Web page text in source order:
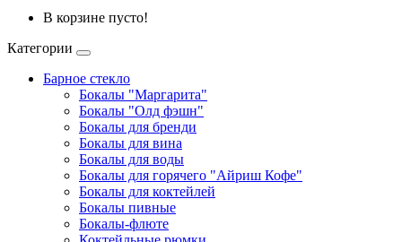
В корзине пусто!
Категории
Барное стекло
Бокалы "Маргарита"
Бокалы "Олд фэшн"
Бокалы для бренди
Бокалы для вина
Бокалы для воды
Бокалы для горячего "Айриш Кофе"
Бокалы для коктейлей
Бокалы пивные
Бокалы-флюте